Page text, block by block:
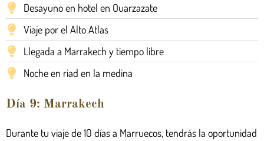
Desayuno en hotel en Ouarzazate
Viaje por el Alto Atlas
Llegada a Marrakech y tiempo libre
Noche en riad en la medina
Día 9: Marrakech
Durante tu viaje de 10 días a Marruecos, tendrás la oportunidad